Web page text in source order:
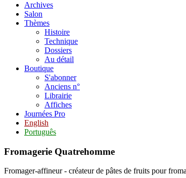
Archives
Salon
Thèmes
Histoire
Technique
Dossiers
Au détail
Boutique
S'abonner
Anciens n°
Librairie
Affiches
Journées Pro
English
Português
Fromagerie Quatrehomme
Fromager-affineur - créateur de pâtes de fruits pour